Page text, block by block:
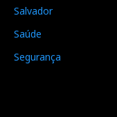
Salvador
Saúde
Segurança